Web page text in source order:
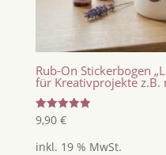
Rub-On Stickerbogen
für Kreativprojekte z.B.
Bewertet
mit
von 5
9,90 €
inkl. 19 % MwSt.